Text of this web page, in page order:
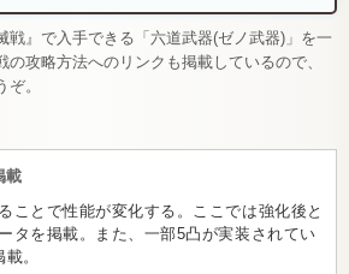
戦』で入手できる「六道武器(ゼノ武器)」を一
攻略方法へのリンクも掲載しているので、
。
載
ことで性能が変化する。ここでは強化後と
タを掲載。また、一部5凸が実装されてい
。